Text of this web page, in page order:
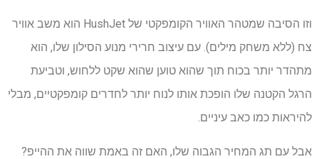
וזו הסיבה שמטהר האוויר הקומפקטי של HushJet הוא משב אוויר
צח (ללא משחק מילים). עם עיצוב חרירי מנוע הסילון שלו, הוא
מתהדר יותר בכוח תוך שהוא טוען שהוא שקט ללחוש, וטביעת
הרגל הקטנה שלו הופכת אותו לנוח יותר לחדרים קומפקטיים, מבלי
להיראות כמו כאב עיניים.
אבל עם תג המחיר הגבוה שלו, האם זה באמת שווה את ההייפ?